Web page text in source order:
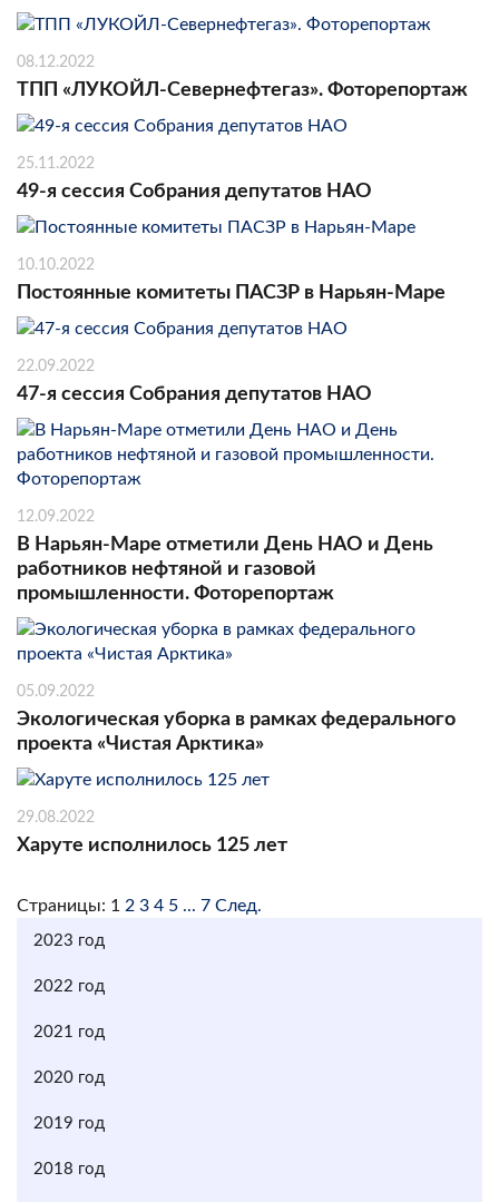
08.12.2022
ТПП «ЛУКОЙЛ-Севернефтегаз». Фоторепортаж
25.11.2022
49-я сессия Собрания депутатов НАО
10.10.2022
Постоянные комитеты ПАСЗР в Нарьян-Маре
22.09.2022
47-я сессия Собрания депутатов НАО
12.09.2022
В Нарьян-Маре отметили День НАО и День
работников нефтяной и газовой
промышленности. Фоторепортаж
05.09.2022
Экологическая уборка в рамках федерального
проекта «Чистая Арктика»
29.08.2022
Харуте исполнилось 125 лет
Страницы: 1 2 3 4 5 ... 7 След.
2023 год
2022 год
2021 год
2020 год
2019 год
2018 год